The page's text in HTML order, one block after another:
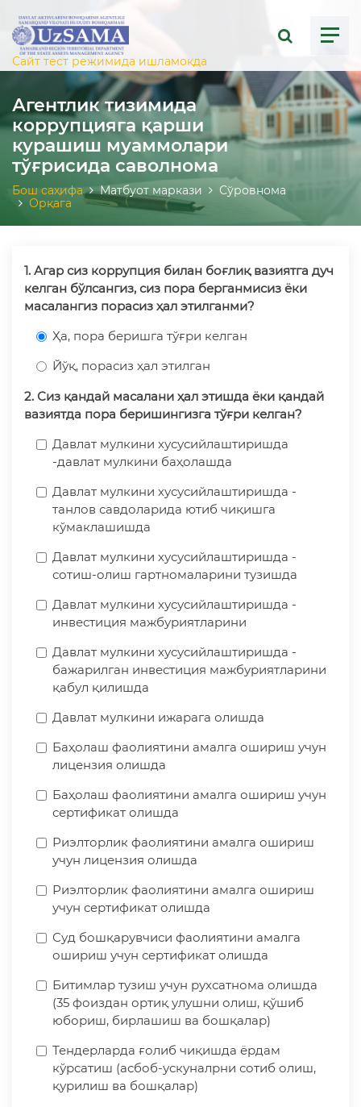
menu
Сайт тест режимида ишламоқда
Агентлик тизимида
коррупцияга қарши
курашиш муаммолари
тўғрисида саволнома
Бош саҳифа Матбуот маркази
Сўровнома
Орқага
1. Агар сиз коррупция билан боғлиқ вазиятга дуч
келган бўлсангиз, сиз пора берганмисиз ёки
масалангиз порасиз ҳал этилганми?
Ҳа, пора беришга тўғри келган
Йўқ, порасиз ҳал этилган
2. Сиз қандай масалани ҳал этишда ёки қандай
вазиятда пора беришингизга тўғри келган?
Давлат мулкини хусусийлаштиришда
-давлат мулкини баҳолашда
Давлат мулкини хусусийлаштиришда -
танлов савдоларида ютиб чиқишга
кўмаклашишда
Давлат мулкини хусусийлаштиришда -
сотиш-олиш гартномаларини тузишда
Давлат мулкини хусусийлаштиришда -
инвестиция мажбуриятларини
Давлат мулкини хусусийлаштиришда -
бажарилган инвестиция мажбуриятларини
қабул қилишда
Давлат мулкини ижарага олишда
Баҳолаш фаолиятини амалга ошириш учун
лицензия олишда
Баҳолаш фаолиятини амалга ошириш учун
сертификат олишда
Риэлторлик фаолиятини амалга ошириш
учун лицензия олишда
Риэлторлик фаолиятини амалга ошириш
учун сертификат олишда
Суд бошқарувчиси фаолиятини амалга
ошириш учун сертификат олишда
Битимлар тузиш учун рухсатнома олишда
(35 фоиздан ортиқ улушни олиш, қўшиб
юбориш, бирлашиш ва бошқалар)
Тендерларда ғолиб чиқишда ёрдам
кўрсатиш (асбоб-ускуналрни сотиб олиш,
қурилиш ва бошқалар)